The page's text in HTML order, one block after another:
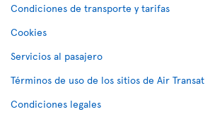
Condiciones de transporte y tarifas
Cookies
Servicios al pasajero
Términos de uso de los sitios de Air Transat
Condiciones legales